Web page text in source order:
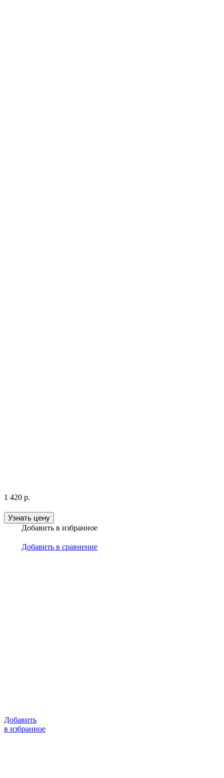
1 420 р.
Узнать цену
Добавить в избранное
Добавить в сравнение
Добавить
в избранное